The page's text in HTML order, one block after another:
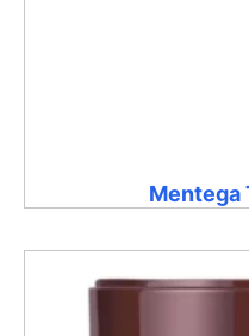
Mentega